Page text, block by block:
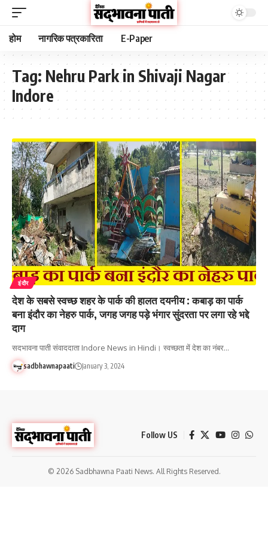
होम नागरिक पत्रकारिता E-Paper
Tag: Nehru Park in Shivaji Nagar
Indore
इंदौर
देश के सबसे स्वच्छ शहर के पार्क की हालत दयनीय : कबाड़ का पार्क
बना इंदौर का नेहरु पार्क, जगह जगह पड़े भंगार सुंदरता पर लगा रहे भद्दे
दाग
सदभावना पाती संवाददाता Indore News in Hindi। स्वच्छता में देश का नंबर…
sadbhawnapaati January 3, 2024
Follow US
© 2026 Sadbhawna Paati News. All Rights Reserved.